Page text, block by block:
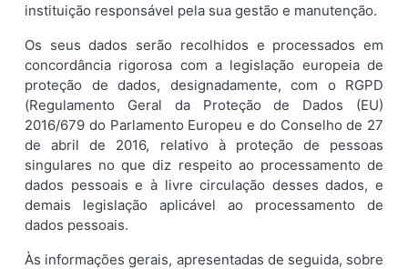
instituição responsável pela sua gestão e manutenção.
Os seus dados serão recolhidos e processados em
concordância rigorosa com a legislação europeia de
proteção de dados, designadamente, com o RGPD
(Regulamento Geral da Proteção de Dados (EU)
2016/679 do Parlamento Europeu e do Conselho de 27
de abril de 2016, relativo à proteção de pessoas
singulares no que diz respeito ao processamento de
dados pessoais e à livre circulação desses dados, e
demais legislação aplicável ao processamento de
dados pessoais.
Às informações gerais, apresentadas de seguida, sobre